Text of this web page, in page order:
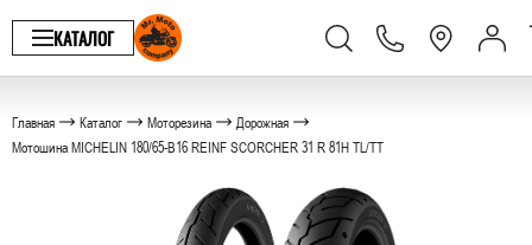
КАТАЛОГ
Главная Каталог Моторезина
Дорожная
Мотошина MICHELIN 180/65-B16 REINF SCORCHER 31 R 81H TL/TT